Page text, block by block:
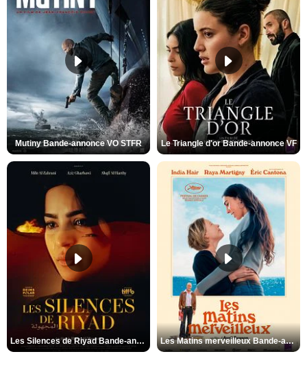
Mutiny Bande-annonce VO STFR Le Triangle d'or Bande-annonce VF
Les Silences de Riyad Bande-annonce VO STFR Les Matins merveilleux Bande-annonce VF